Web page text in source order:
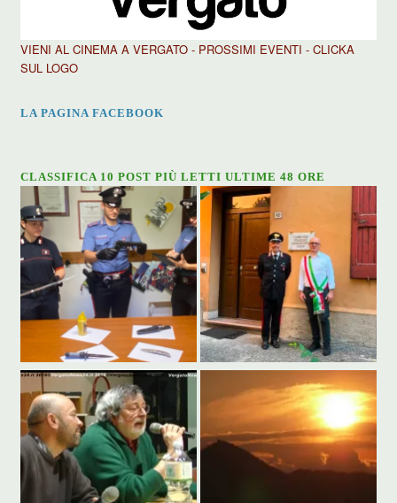
VIENI AL CINEMA A VERGATO - PROSSIMI EVENTI - CLICKA
SUL LOGO
LA PAGINA FACEBOOK
CLASSIFICA 10 POST PIÙ LETTI ULTIME 48 ORE